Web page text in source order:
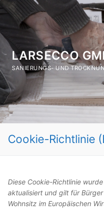
Zum
Inhalt
springen
LARSECCO
SANIERUNGS- UND
Suchen
Cookie-Richtlinie
Diese Cookie-Richtlinie
aktualisiert und gilt für
Wohnsitz im Europäischen